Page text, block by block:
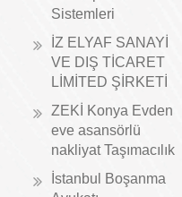
Sistemleri
İZ ELYAF SANAYİ
VE DIŞ TİCARET
LİMİTED ŞİRKETİ
ZEKİ Konya Evden
eve asansörlü
nakliyat Taşımacılık
İstanbul Boşanma